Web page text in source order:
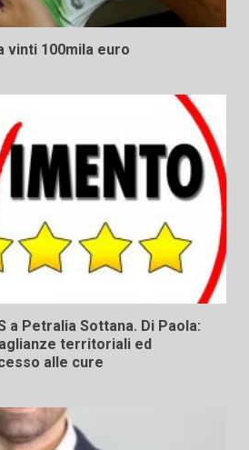
vinti 100mila euro
a Petralia Sottana. Di Paola:
territoriali ed
alle cure